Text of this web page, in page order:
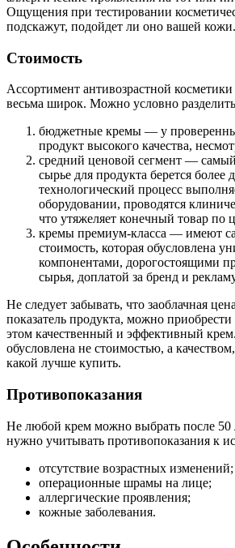
Ощущения при тестировании
подскажут, подойдет ли оно вашей кожи.
Стоимость
Ассортимент антивозрастной
весьма широк. Можно условно
бюджетные кремы — у
продукт высокого качества,
средний ценовой сегмент —
сырье для продукта берется более
технологический процесс
оборудовании, проводятся
что утяжеляет конечный товар по
кремы премиум-класса — имеют
стоимость, которая обусловлена
компонентами, дорогостоящими
сырья, доплатой за бренд и
Не следует забывать, что заоблачная
показатель продукта, можно
этом качественный и эффективный
обусловлена не стоимостью, а
какой лучше купить.
Противопоказания
Не любой крем можно выбрать после 50
нужно учитывать противопоказания к
отсутствие возрастных изменений;
операционные шрамы на лице;
аллергические проявления;
кожные заболевания.